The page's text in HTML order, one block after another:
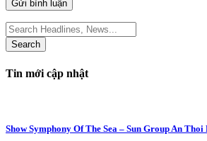
Search
for:
Tin mới cập nhật
Show Symphony Of The Sea – Sun Group An Thoi